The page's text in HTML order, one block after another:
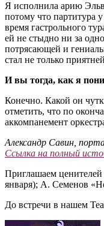
Я исполнила арию
потому что партитура
время гастрольного
ей не стыдно ни за
потрясающей и
стал не только
И вы тогда, как я
Конечно. Какой он
отметить, что по
аккомпанемент
Александр Савин,
Ссылка на полный
Приглашаем ценителей
января); А. Семенов
До встречи в нашем